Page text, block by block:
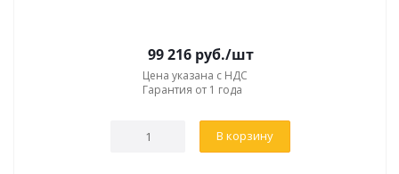
99 216руб./шт
Цена указана с НДС
Гарантия от 1 года
В корзину